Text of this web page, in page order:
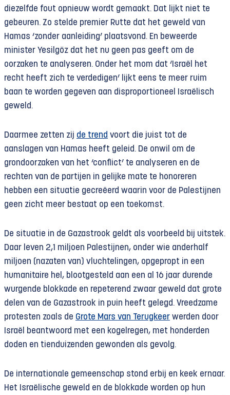
diezelfde fout opnieuw wordt gemaakt. Dat lijkt niet te
gebeuren. Zo stelde premier Rutte dat het geweld van
Hamas ‘zonder aanleiding’ plaatsvond. En beweerde
minister Yesilgöz dat het nu geen pas geeft om de
oorzaken te analyseren. Onder het mom dat ‘Israël het
recht heeft zich te verdedigen’ lijkt eens te meer ruim
baan te worden gegeven aan disproportioneel Israëlisch
geweld.
Daarmee zetten zij de trend voort die juist tot de
aanslagen van Hamas heeft geleid. De onwil om de
grondoorzaken van het ‘conflict’ te analyseren en de
rechten van de partijen in gelijke mate te honoreren
hebben een situatie gecreëerd waarin voor de Palestijnen
geen zicht meer bestaat op een toekomst.
De situatie in de Gazastrook geldt als voorbeeld bij uitstek.
Daar leven 2,1 miljoen Palestijnen, onder wie anderhalf
miljoen (nazaten van) vluchtelingen, opgepropt in een
humanitaire hel, blootgesteld aan een al 16 jaar durende
wurgende blokkade en repeterend zwaar geweld dat grote
delen van de Gazastrook in puin heeft gelegd. Vreedzame
protesten zoals de Grote Mars van Terugkeer werden door
Israël beantwoord met een kogelregen, met honderden
doden en tienduizenden gewonden als gevolg.
De internationale gemeenschap stond erbij en keek ernaar.
Het Israëlische geweld en de blokkade worden op hun